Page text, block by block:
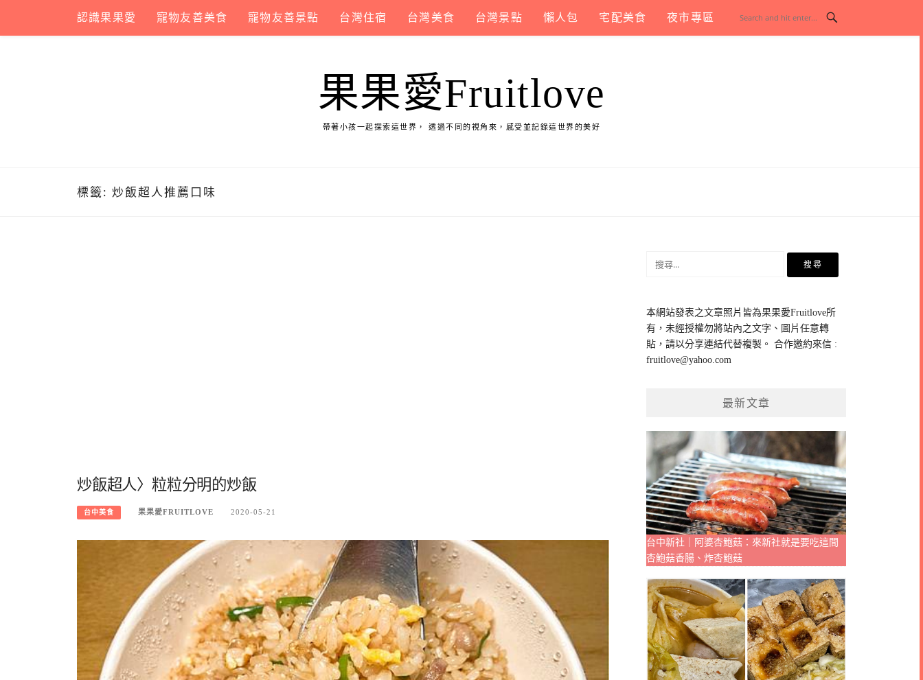
content
認識果果愛 寵物友善美食 寵物友善景點 台灣住宿 台灣美食 台灣景點 懶人包 宅配美食 夜市專區
果果愛Fruitlove
帶著小孩一起探索這世界， 透過不同的視角來，感受並記錄這世界的美好
標籤: 炒飯超人推薦口味
炒飯超人〉粒粒分明的炒飯
台中美食 果果愛FRUITLOVE 2020-05-21
鍵
字:
本網站發表之文章照片皆為果果愛Fruitlove所
有，未經授權勿將站內之文字、圖片任意轉
貼，請以分享連結代替複製。 合作邀約來信 :
fruitlove@yahoo.com
最新文章
台中新社｜阿婆杏鮑菇：來新社就是要吃這間
杏鮑菇香腸、炸杏鮑菇